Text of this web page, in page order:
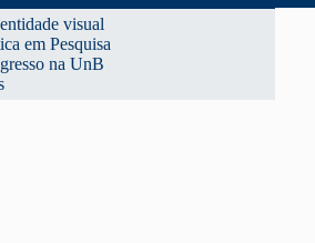
visual
em Pesquisa
na UnB